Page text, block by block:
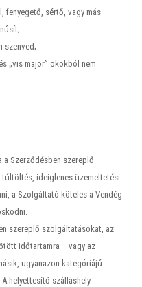
fenyegető, sértő, vagy más
szenved;
„vis major” okokból nem
a Szerződésben szereplő
ideiglenes üzemeltetési
a Szolgáltató köteles a Vendég
szereplő szolgáltatásokat, az
időtartamra – vagy az
ugyanazon kategóriájú
helyettesítő szálláshely